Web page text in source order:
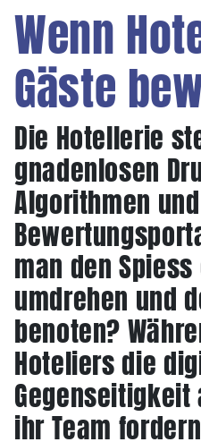
Wenn
Gäste
Die Hotellerie
gnadenlosen
Algorithmen und
man den
umdrehen und
benoten?
Hoteliers die
ihr Team